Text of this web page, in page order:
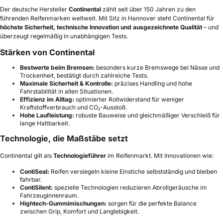
Der deutsche Hersteller Continental zählt seit über 150 Jahren zu den
führenden Reifenmarken weltweit. Mit Sitz in Hannover steht Continental für
höchste Sicherheit, technische Innovation und ausgezeichnete Qualität – und
überzeugt regelmäßig in unabhängigen Tests.
Stärken von Continental
Bestwerte beim Bremsen: besonders kurze Bremswege bei Nässe und
Trockenheit, bestätigt durch zahlreiche Tests.
Maximale Sicherheit & Kontrolle: präzises Handling und hohe
Fahrstabilität in allen Situationen.
Effizienz im Alltag: optimierter Rollwiderstand für weniger
Kraftstoffverbrauch und CO₂-Ausstoß.
Hohe Laufleistung: robuste Bauweise und gleichmäßiger Verschleiß für
lange Haltbarkeit.
Technologie, die Maßstäbe setzt
Continental gilt als Technologieführer im Reifenmarkt. Mit Innovationen wie:
ContiSeal: Reifen versiegeln kleine Einstiche selbstständig und bleiben
fahrbar.
ContiSilent: spezielle Technologien reduzieren Abrollgeräusche im
Fahrzeuginnenraum.
Hightech-Gummimischungen: sorgen für die perfekte Balance
zwischen Grip, Komfort und Langlebigkeit.